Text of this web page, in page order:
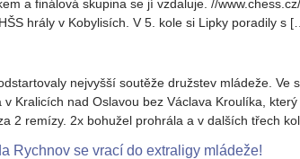
a finálová skupina se jí vzdaluje. //
hrály v Kobylisích. V 5. kole si Lipky poradily s
nejvyšší soutěže družstev mládeže. Ve
v Kralicích nad Oslavou bez Václava Kroulíka,
2 remízy. 2x bohužel prohrála a v dalších třech
Rychnov se vrací do extraligy mládeže!